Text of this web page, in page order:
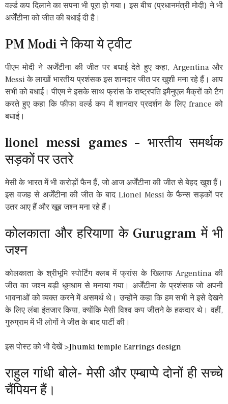
वर्ल्ड कप दिलाने का सपना भी पूरा हो गया। इस बीच (प्रधानमंत्री मोदी) ने भी
अर्जेंटीना को जीत की बधाई दी है।
PM Modi ने किया ये ट्वीट
पीएम मोदी ने अर्जेंटीना की जीत पर बधाई देते हुए कहा, Argentina और
Messi के लाखों भारतीय प्रशंसक इस शानदार जीत पर खुशी मना रहे हैं। आप
सभी को बधाई। पीएम ने इसके साथ फ्रांस के राष्ट्रपति इमैनुएल मैक्रों को टैग
करते हुए कहा कि फीफा वर्ल्ड कप में शानदार प्रदर्शन के लिए france को
बधाई।
lionel messi games – भारतीय समर्थक
सड़कों पर उतरे
मेसी के भारत में भी करोड़ों फैन हैं, जो आज अर्जेंटीना की जीत से बेहद खुश हैं।
इस वजह से अर्जेंटीना की जीत के बाद Lionel Messi के फैन्स सड़कों पर
उतर आए हैं और खूब जश्न मना रहे हैं।
कोलकाता और हरियाणा के Gurugram में भी
जश्न
कोलकाता के श्रीभूमि स्पोर्टिंग क्लब में फ्रांस के खिलाफ Argentina की
जीत का जश्न बड़ी धूमधाम से मनाया गया। अर्जेंटीना के प्रशंसक जो अपनी
भावनाओं को व्यक्त करने में असमर्थ थे। उन्होंने कहा कि हम सभी ने इसे देखने
के लिए लंबा इंतजार किया, क्योंकि मेसी विश्व कप जीतने के हकदार थे। वहीं,
गुरुग्राम में भी लोगों ने जीत के बाद पार्टी की।
इस पोस्ट को भी देखें >Jhumki temple Earrings design
राहुल गांधी बोले- मेसी और एम्बाप्पे दोनों ही सच्चे
चैंपियन हैं।